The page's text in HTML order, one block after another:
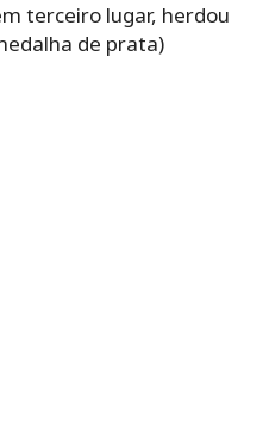
terceiro lugar, herdou
de prata)